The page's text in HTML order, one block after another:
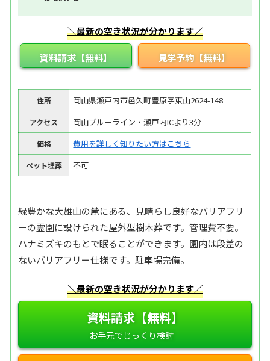
＼最新の空き状況が分かります／
資料請求【無料】 見学予約【無料】
住所 岡山県瀬戸内市邑久町豊原字東山2624-148
アクセス 岡山ブルーライン・瀬戸内ICより3分
価格 費用を詳しく知りたい方はこちら
ペット埋葬 不可
緑豊かな大雄山の麓にある、見晴らし良好なバリアフリ
ーの霊園に設けられた屋外型樹木葬です。管理費不要。
ハナミズキのもとで眠ることができます。園内は段差の
ないバリアフリー仕様です。駐車場完備。
＼最新の空き状況が分かります／
資料請求【無料】